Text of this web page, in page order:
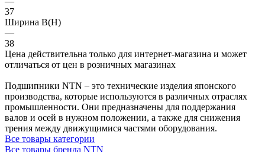
37
Ширина B(H)
—
38
Цена действительна только для интернет-магазина и может
отличаться от цен в розничных магазинах
Подшипники NTN – это технические изделия японского
производства, которые используются в различных отраслях
промышленности. Они предназначены для поддержания
валов и осей в нужном положении, а также для снижения
трения между движущимися частями оборудования.
Все товары категории
Все товары бренда NTN